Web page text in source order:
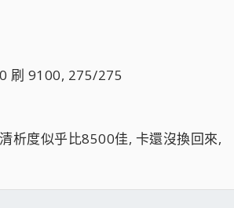
刷 9100, 275/275
析度似乎比8500佳, 卡還沒換回來,